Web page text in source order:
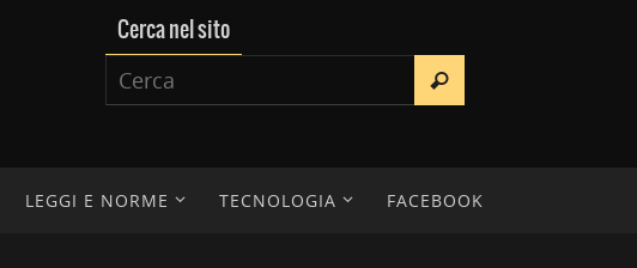
Cerca nel sito
LEGGI E NORME TECNOLOGIA FACEBOOK